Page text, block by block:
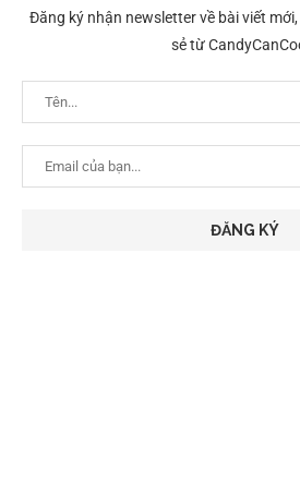
Đăng ký nhận newsletter về bài viết
sẻ từ